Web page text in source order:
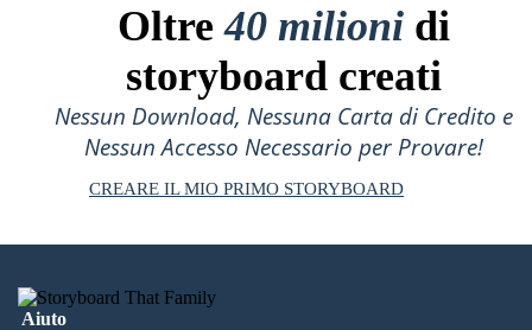
Oltre40 milioni di
storyboard creati
Nessun Download, Nessuna Carta di Credito e
Nessun Accesso Necessario per Provare!
CREARE IL MIO PRIMO STORYBOARD
Aiuto